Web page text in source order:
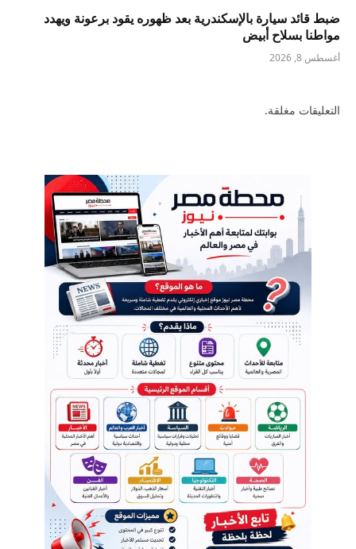
ضبط قائد سيارة بالإسكندرية بعد ظهوره يقود برعونة ويهدد
مواطنا بسلاح أبيض
أغسطس 8, 2026
التعليقات مغلقة.